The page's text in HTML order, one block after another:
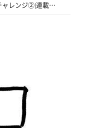
ャレンジ②|連載